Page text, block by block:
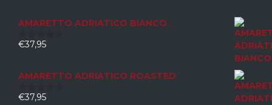
AMARETTO ADRIATICO BIANCO
0
€37,95
AMARETTO ADRIATICO ROASTED
0
€37,95